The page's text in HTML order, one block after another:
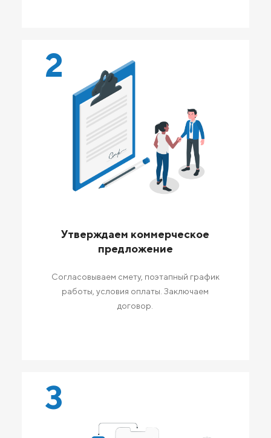
2
Утверждаем коммерческое
предложение
Согласовываем смету, поэтапный график
работы, условия оплаты. Заключаем
договор.
3